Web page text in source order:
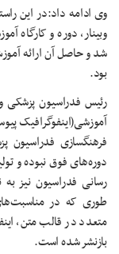
وبینار، دوره و کارگاه
بود.
رئیس فدراسیون پزشکی
آموزشی(اینفوگرافیک
فرهنگسازی
دوره‌های فوق نبوده و
رسانی فدراسیون نیز
طوری که در
متعدد در قالب متن،
بازنشر شده است.